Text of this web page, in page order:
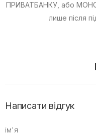
ПРИВАТБАНКУ, або
лише після
Написати відгук
ім'я